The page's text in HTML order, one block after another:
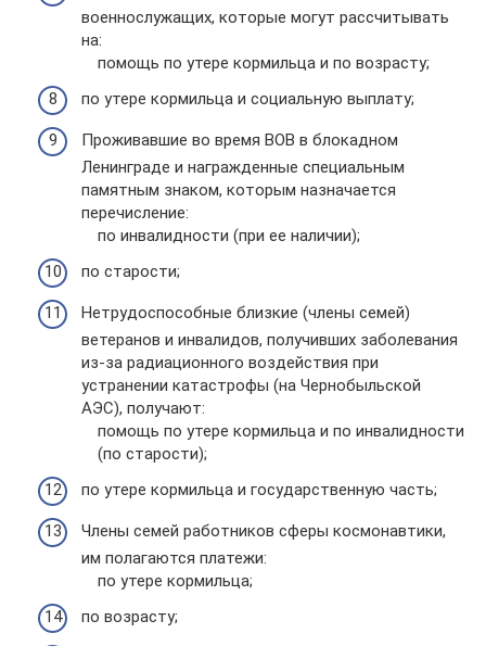
военнослужащих, которые могут рассчитывать
на:
помощь по утере кормильца и по возрасту;
по утере кормильца и социальную выплату;
Проживавшие во время ВОВ в блокадном
Ленинграде и награжденные специальным
памятным знаком, которым назначается
перечисление:
по инвалидности (при ее наличии);
по старости;
Нетрудоспособные близкие (члены семей)
ветеранов и инвалидов, получивших заболевания
из-за радиационного воздействия при
устранении катастрофы (на Чернобыльской
АЭС), получают:
помощь по утере кормильца и по инвалидности
(по старости);
по утере кормильца и государственную часть;
Члены семей работников сферы космонавтики,
им полагаются платежи:
по утере кормильца;
по возрасту;